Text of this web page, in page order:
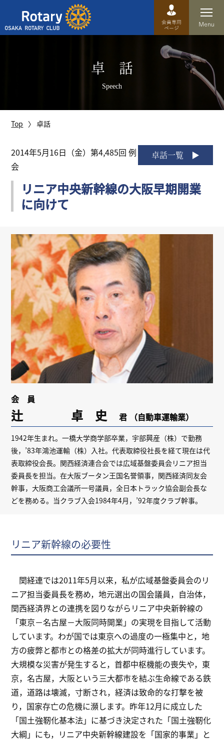
運営方針
歴史
特徴
理事・役員・委員会
リンク
会員専用ページ
English
卓 話
Speech
Top 卓話
卓話一覧
2014年5月16日（金）第4,485回 例
会
リニア中央新幹線の大阪早期開業
に向けて
会 員
辻 卓 史君 （自動車運輸業）
1942年生まれ。一橋大学商学部卒業，宇部興産（株）で勤務
後，’83年鴻池運輸（株）入社。代表取締役社長を経て現在は代
表取締役会長。関西経済連合会では広域基盤委員会リニア担当
委員長を担当。在大阪ブータン王国名誉領事，関西経済同友会
幹事，大阪商工会議所一号議員，全日本トラック協会副会長な
どを務める。当クラブ入会1984年4月，’92年度クラブ幹事。
リニア新幹線の必要性
関経連では2011年5月以来，私が広域基盤委員会のリ
ニア担当委員長を務め，地元選出の国会議員，自治体，
関西経済界との連携を図りながらリニア中央新幹線の
「東京－名古屋－大阪同時開業」の実現を目指して活動
しています。わが国では東京への過度の一極集中と，地
方の疲弊と都市との格差の拡大が同時進行しています。
大規模な災害が発生すると，首都中枢機能の喪失や，東
京，名古屋，大阪という三大都市を結ぶ生命線である鉄
道，道路は壊滅，寸断され，経済は致命的な打撃を被
り，国家存亡の危機に瀕します。昨年12月に成立した
「国土強靭化基本法」に基づき決定された「国土強靭化
大綱」にも，リニア中央新幹線建設を「国家的事業」と